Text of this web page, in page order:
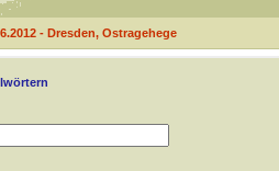
- Dresden, Ostragehege